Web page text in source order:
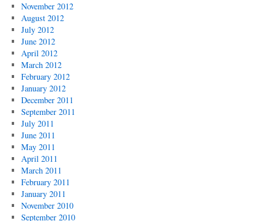
November 2012
August 2012
July 2012
June 2012
April 2012
March 2012
February 2012
January 2012
December 2011
September 2011
July 2011
June 2011
May 2011
April 2011
March 2011
February 2011
January 2011
November 2010
September 2010